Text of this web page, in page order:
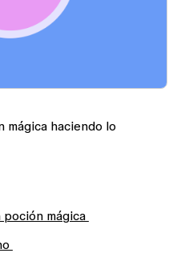
mágica haciendo lo
mágica